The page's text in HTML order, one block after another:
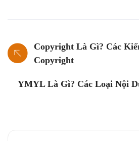
Copyright Là Gì? Các
Copyright
YMYL Là Gì? Các Loại Nội